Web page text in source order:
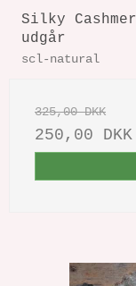
Silky
udgår
scl-natural
325,00 DKK
250,00 DKK